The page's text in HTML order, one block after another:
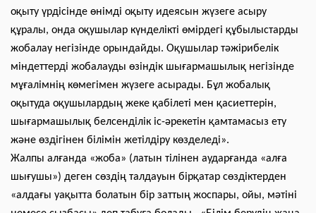
оқыту үрдісінде өнімді оқыту идеясын жүзеге асыру
құралы, онда оқушылар күнделікті өмірдегі құбылыстарды
жобалау негізінде орындайды. Оқушылар тәжірибелік
міндеттерді жобалауды өзіндік шығармашылық негізінде
мұғалімнің көмегімен жүзеге асырады. Бұл жобалық
оқытуда оқушылардың жеке қабілеті мен қасиеттерін,
шығармашылық белсенділік іс-әрекетін қамтамасыз ету
және өздігінен білімін жетілдіру көзделеді».
Жалпы алғанда «жоба» (латын тілінен аударғанда «алға
шығушы») деген сөздің талдауын бірқатар сөздіктерден
«алдағы уақытта болатын бір заттың жоспары, ойы, мәтіні